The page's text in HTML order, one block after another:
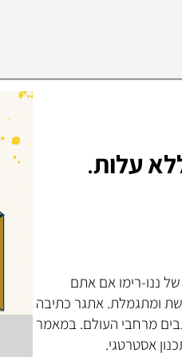
עלות.
ננו-רימו אם אתם
ומתגמלת. אתגר כתיבה
מרחבי העולם. במאמר
אסטרטגי.